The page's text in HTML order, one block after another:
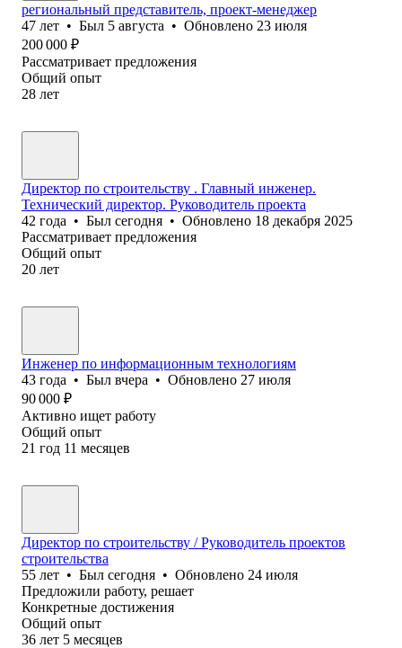
региональный представитель, проект-менеджер
47 лет • Был 5 августа • Обновлено 23 июля
200 000 ₽
Рассматривает предложения
Общий опыт
28 лет
Директор по строительству . Главный инженер.
Технический директор. Руководитель проекта
42 года • Был сегодня • Обновлено 18 декабря 2025
Рассматривает предложения
Общий опыт
20 лет
Инженер по информационным технологиям
43 года • Был вчера • Обновлено 27 июля
90 000 ₽
Активно ищет работу
Общий опыт
21 год 11 месяцев
Директор по строительству / Руководитель проектов
строительства
55 лет • Был сегодня • Обновлено 24 июля
Предложили работу, решает
Конкретные достижения
Общий опыт
36 лет 5 месяцев